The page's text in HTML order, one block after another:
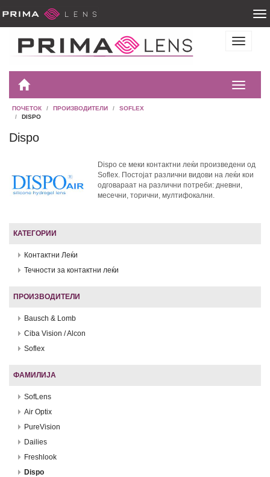
ПОЧЕТОК ПРОИЗВОДИТЕЛИ
SOFLEX
DISPO
Dispo
Dispo се меки контактни леќи произведени од
Soflex. Постојат различни видови на леќи кои
одговараат на различни потреби: дневни,
месечни, торични, мултифокални.
КАТЕГОРИИ
Контактни Леќи
Течности за контактни леќи
ПРОИЗВОДИТЕЛИ
Bausch & Lomb
Ciba Vision / Alcon
Soflex
ФАМИЛИЈА
SofLens
Air Optix
PureVision
Dailies
Freshlook
Dispo